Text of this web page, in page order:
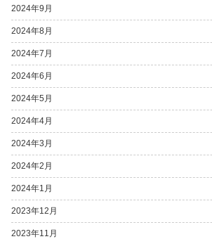
2024年9月
2024年8月
2024年7月
2024年6月
2024年5月
2024年4月
2024年3月
2024年2月
2024年1月
2023年12月
2023年11月